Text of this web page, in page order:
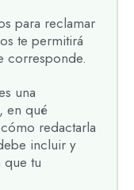
para reclamar
te permitirá
corresponde.
una
en qué
redactarla
incluir y
que tu